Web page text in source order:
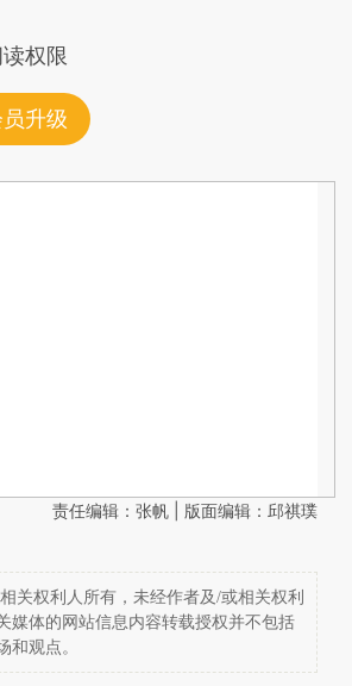
权限
升级
责任编辑：张帆 | 版面编辑：邱祺璞
关权利人所有，未经作者及/或相关权利
媒体的网站信息内容转载授权并不包括
和观点。